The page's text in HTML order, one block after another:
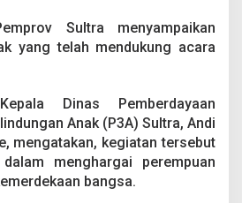
Sultra menyampaikan
yang telah mendukung acara
Dinas Pemberdayaan
Anak (P3A) Sultra, Andi
mengatakan, kegiatan tersebut
menghargai perempuan
bangsa.